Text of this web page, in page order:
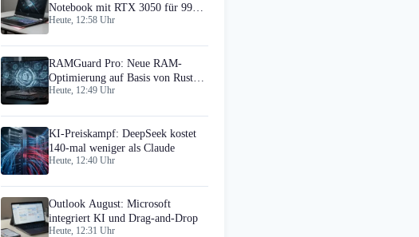
Notebook mit RTX 3050 für 999
Dollar
Heute, 12:58 Uhr
RAMGuard Pro: Neue RAM-
Optimierung auf Basis von Rust
und Tauri v2
Heute, 12:49 Uhr
KI-Preiskampf: DeepSeek kostet
140-mal weniger als Claude
Heute, 12:40 Uhr
Outlook August: Microsoft
integriert KI und Drag-and-Drop
Heute, 12:31 Uhr